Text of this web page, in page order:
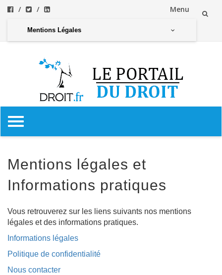
Menu
Mentions Légales
Mentions légales et
Informations pratiques
Vous retrouverez sur les liens suivants nos mentions
légales et des informations pratiques.
Informations légales
Politique de confidentialité
Nous contacter